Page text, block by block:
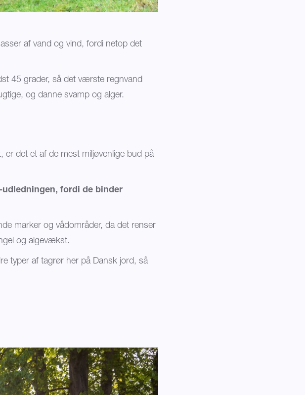
af vand og vind, fordi netop det
45 grader, så det værste regnvand
og danne svamp og alger.
er det et af de mest miljøvenlige bud på
fordi de binder
marker og vådområder, da det renser
og algevækst.
typer af tagrør her på Dansk jord, så